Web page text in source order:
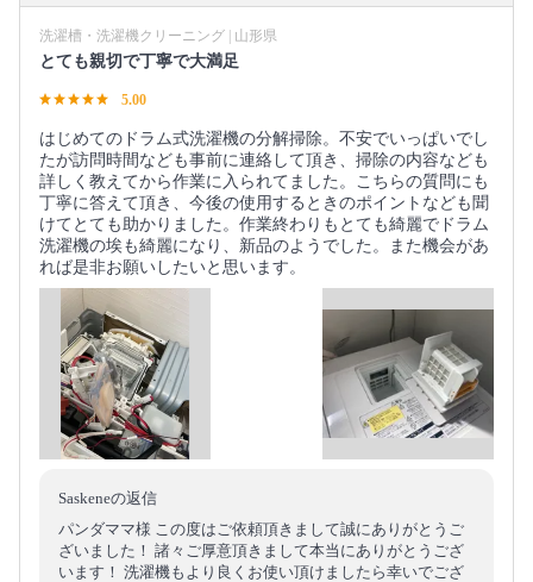
洗濯槽・洗濯機クリーニング | 山形県
とても親切で丁寧で大満足
5.00
はじめてのドラム式洗濯機の分解掃除。不安でいっぱいでし
たが訪問時間なども事前に連絡して頂き、掃除の内容なども
詳しく教えてから作業に入られてました。こちらの質問にも
丁寧に答えて頂き、今後の使用するときのポイントなども聞
けてとても助かりました。作業終わりもとても綺麗でドラム
洗濯機の埃も綺麗になり、新品のようでした。また機会があ
れば是非お願いしたいと思います。
Saskeneの返信
パンダママ様 この度はご依頼頂きまして誠にありがとうご
ざいました！ 諸々ご厚意頂きまして本当にありがとうござ
います！ 洗濯機もより良くお使い頂けましたら幸いでござ